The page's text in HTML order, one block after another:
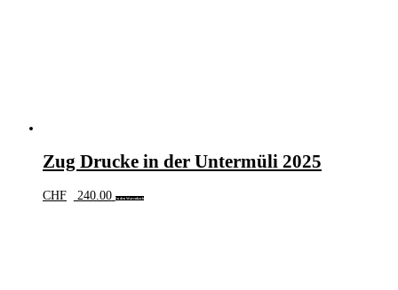
Zug Drucke in der Untermüli 2025
CHF 240.00 In den Warenkorb